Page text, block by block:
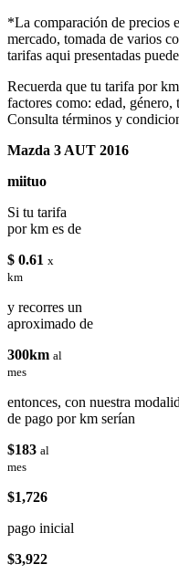
*La comparación de precios
mercado, tomada de varios
tarifas aqui presentadas
Recuerda que tu tarifa por
factores como: edad,
Consulta términos y
Mazda 3 AUT 2016
miituo
Si tu tarifa
por km es de
$ 0.61 x
km
y recorres un
aproximado de
300km al
mes
entonces, con nuestra
de pago por km serían
$183 al
mes
$1,726
pago inicial
$3,922